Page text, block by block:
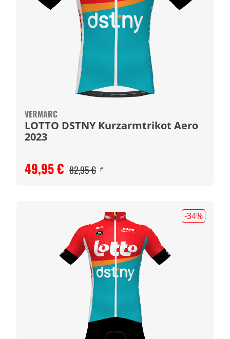
VERMARC
LOTTO DSTNY Kurzarmtrikot Aero
2023
49,95 € 82,95 € #
-34%